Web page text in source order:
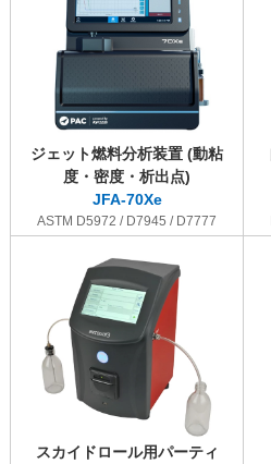
ジェット燃料分析装置 (動粘
度・密度・析出点)
JFA-70Xe
ASTM D5972 / D7945 / D7777
スカイドロール用パーティ